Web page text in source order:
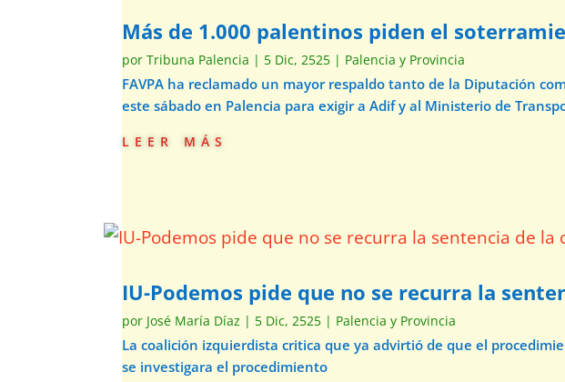
Más de 1.000 palentinos piden el
porTribuna Palencia | 5 Dic, 2525 | Palencia y Provincia
FAVPA ha reclamado un mayor respaldo tanto de la Diputación
este sábado en Palencia para exigir a Adif y al Ministerio de
leer más
IU-Podemos pide que no se recurra la
por José María Díaz | 5 Dic, 2525 | Palencia y Provincia
La coalición izquierdista critica que ya advirtió de que el
se investigara el procedimiento